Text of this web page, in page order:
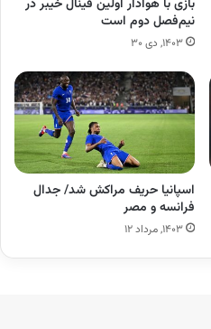
بازی با هوادار اولین فینال خیبر در
نیم‌فصل دوم است
۱۴۰۳, دی ۳۰
اسپانیا حریف مراکش شد/ جدال
فرانسه و مصر
۱۴۰۳, مرداد ۱۲